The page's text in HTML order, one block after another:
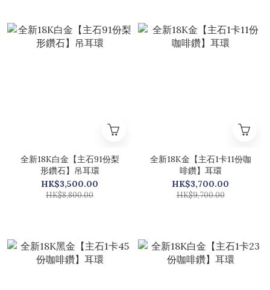
全新18K白金【主石91份梨
形鑽石】吊耳環
HK$3,500.00
HK$8,800.00
全新18K金【主石1卡11份咖
啡鑽】耳環
HK$3,700.00
HK$9,700.00